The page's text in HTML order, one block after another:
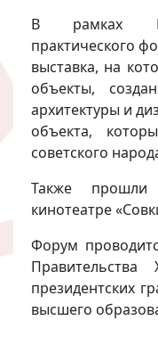
В рамках
практического
выставка, на
объекты,
архитектуры и
объекта,
советского
Также прошли
кинотеатре
Форум
президентских
высшего